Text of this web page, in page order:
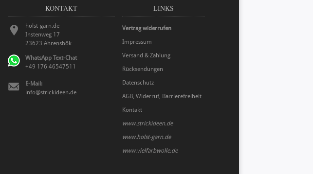
KONTAKT
holst-garn.de
Instenweg 17
23623 Ahrensbök
WhatsApp Text-Chat
+49 176 46547511
E-Mail:
info@strickideen.de
LINKS
Vertrag widerrufen
Impressum
Versand & Zahlung
Rücksendungen
Datenschutz
AGB, Widerruf, Barrierefreiheit
Kontakt
www.strickideen.de
www.holst-garn.de
www.vielfarbwolle.de